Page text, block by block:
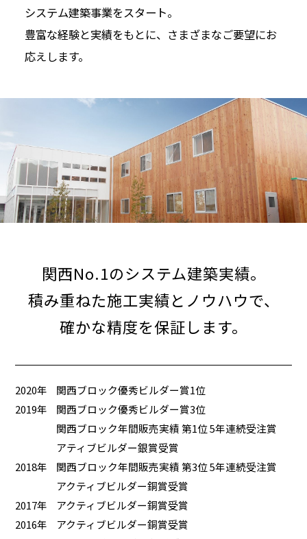
システム建築事業をスタート。
豊富な経験と実績をもとに、さまざまなご要望にお
応えします。
関西No.1のシステム建築実績。
積み重ねた施工実績とノウハウで、
確かな精度を保証します。
2020年
関西ブロック優秀ビルダー賞1位
2019年
関西ブロック優秀ビルダー賞3位
関西ブロック年間販売実績 第1位 5年連続受注賞
アティブビルダー銀賞受賞
2018年
関西ブロック年間販売実績 第3位 5年連続受注賞
アクティブビルダー銅賞受賞
2017年
アクティブビルダー銅賞受賞
2016年
アクティブビルダー銅賞受賞